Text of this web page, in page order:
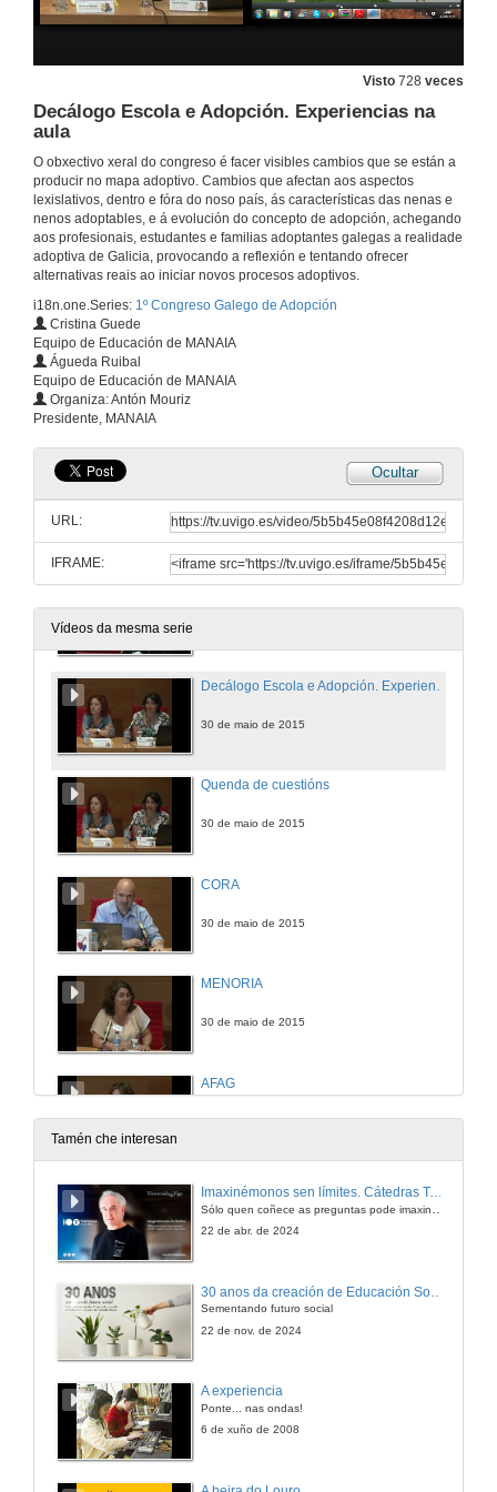
Visto 728 veces
Decálogo Escola e Adopción. Experiencias na
aula
O obxectivo xeral do congreso é facer visibles cambios que se están a
producir no mapa adoptivo. Cambios que afectan aos aspectos
lexislativos, dentro e fóra do noso país, ás características das nenas e
nenos adoptables, e á evolución do concepto de adopción, achegando
aos profesionais, estudantes e familias adoptantes galegas a realidade
adoptiva de Galicia, provocando a reflexión e tentando ofrecer
alternativas reais ao iniciar novos procesos adoptivos.
i18n.one.Series: 1º Congreso Galego de Adopción
Cristina Guede
Equipo de Educación de MANAIA
Águeda Ruibal
Equipo de Educación de MANAIA
Organiza: Antón Mouriz
Presidente, MANAIA
Ocultar
URL:
IFRAME:
Vídeos da mesma serie
30 de maio de 2015
A búsqueda en primeira persoa
Quenda de cuestións
30 de maio de 2015
Adolescencia e diferenzas fenotípicas en mozos/as adoptados/as
30 de maio de 2015
Quenda de cuestións
30 de maio de 2015
Quenda de cuestións
30 de maio de 2015
CORA
30 de maio de 2015
MENORIA
30 de maio de 2015
AFAG
30 de maio de 2015
MANAIA
Tamén che interesan
Imaxinémonos sen límites. Cátedras Telefónica
22 de abr. de 2024
Sementando futuro social
22 de nov. de 2024
A experiencia
Ponte... nas ondas!
6 de xuño de 2008